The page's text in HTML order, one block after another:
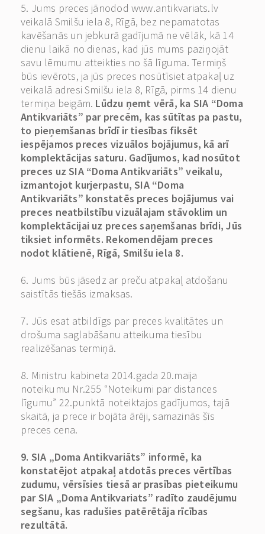
5. Jums preces jānodod www.antikvariats.lv
veikalā Smilšu iela 8, Rīgā, bez nepamatotas
kavēšanās un jebkurā gadījumā ne vēlāk, kā 14
dienu laikā no dienas, kad jūs mums paziņojāt
savu lēmumu atteikties no šā līguma. Termiņš
būs ievērots, ja jūs preces nosūtīsiet atpakaļ uz
veikalā adresi Smilšu iela 8, Rīgā, pirms 14 dienu
termiņa beigām. Lūdzu ņemt vērā, ka SIA “Doma
Antikvariāts” par precēm, kas sūtītas pa pastu,
to pieņemšanas brīdī ir tiesības fiksēt
iespējamos preces vizuālos bojājumus, kā arī
komplektācijas saturu. Gadījumos, kad nosūtot
preces uz SIA “Doma Antikvariāts” veikalu,
izmantojot kurjerpastu, SIA “Doma
Antikvariāts” konstatēs preces bojājumus vai
preces neatbilstību vizuālajam stāvoklim un
komplektācijai uz preces saņemšanas brīdi, Jūs
tiksiet informēts. Rekomendējam preces
nodot klātienē, Rīgā, Smilšu iela 8.
6. Jums būs jāsedz ar preču atpakaļ atdošanu
saistītās tiešās izmaksas.
7. Jūs esat atbildīgs par preces kvalitātes un
drošuma saglabāšanu atteikuma tiesību
realizēšanas termiņā.
8. Ministru kabineta 2014.gada 20.maija
noteikumu Nr.255 “Noteikumi par distances
līgumu” 22.punktā noteiktajos gadījumos, tajā
skaitā, ja prece ir bojāta ārēji, samazinās šīs
preces cena.
9. SIA „Doma Antikvariāts” informē, ka
konstatējot atpakaļ atdotās preces vērtības
zudumu, vērsīsies tiesā ar prasības pieteikumu
par SIA „Doma Antikvariats” radīto zaudējumu
segšanu, kas radušies patērētāja rīcības
rezultātā.